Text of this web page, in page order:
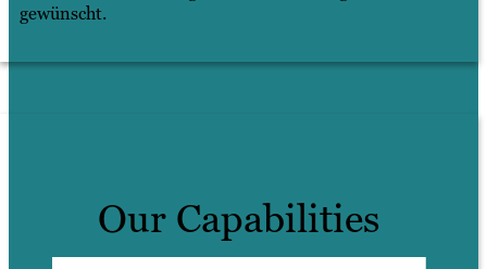
gewünscht.
Our Capabilities